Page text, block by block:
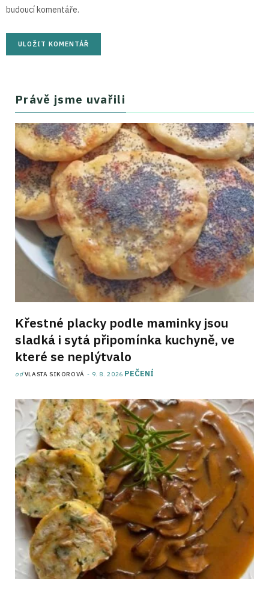
budoucí komentáře.
Právě jsme uvařili
Křestné placky podle maminky jsou
sladká i sytá připomínka kuchyně, ve
které se neplýtvalo
odVLASTA SIKOROVÁ 9. 8. 2026 PEČENÍ